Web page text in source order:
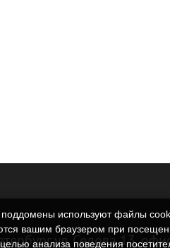
ул. Седова 13,
используют файлы
вашим браузером при
анализа поведения